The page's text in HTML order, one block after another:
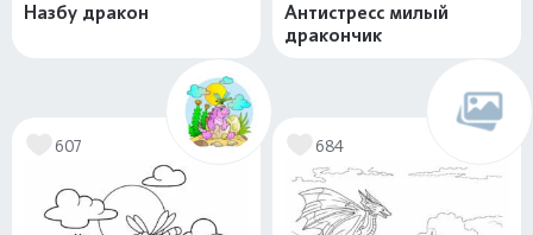
Назбу дракон
Антистресс милый
дракончик
607 684